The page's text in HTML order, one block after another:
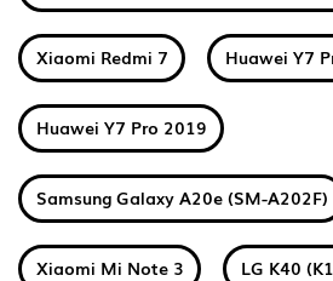
Xiaomi Redmi 7 Huawei Y7
Huawei Y7 Pro 2019
Samsung Galaxy A20e (SM-A202F)
Xiaomi Mi Note 3 LG K40